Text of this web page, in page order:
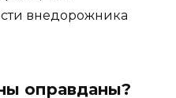
внедорожника
оправданы?